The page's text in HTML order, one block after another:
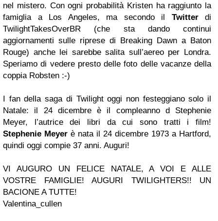
nel mistero. Con ogni probabilità Kristen ha raggiunto la
famiglia a Los Angeles, ma secondo il Twitterdi
TwilightTakesOverBR (che sta dando continui
aggiornamenti sulle riprese di Breaking Dawn a Baton
Rouge) anche lei sarebbe salita sull’aereo per Londra.
Speriamo di vedere presto delle foto delle vacanze della
coppia Robsten :-)
I fan della saga di Twilight oggi non festeggiano solo il
Natale: il 24 dicembre è il compleanno d Stephenie
Meyer, l’autrice dei libri da cui sono tratti i film!
Stephenie Meyer è nata il 24 dicembre 1973 a Hartford,
quindi oggi compie 37 anni. Auguri!
VI AUGURO UN FELICE NATALE, A VOI E ALLE
VOSTRE FAMIGLIE! AUGURI TWILIGHTERS!! UN
BACIONE A TUTTE!
Valentina_cullen